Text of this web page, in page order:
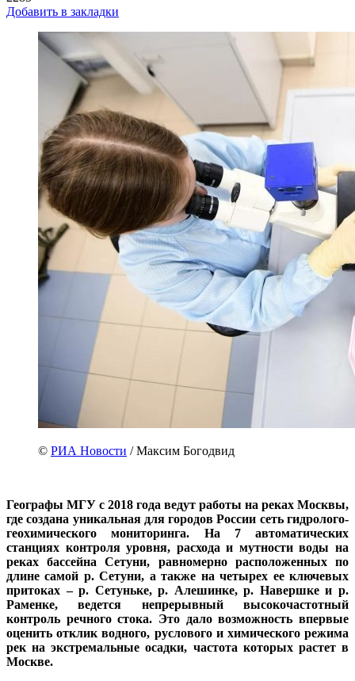
Добавить в закладки
© РИА Новости / Максим Богодвид
Географы МГУ с 2018 года ведут работы на реках Москвы,
где создана уникальная для городов России сеть гидролого-
геохимического мониторинга. На 7 автоматических
станциях контроля уровня, расхода и мутности воды на
реках бассейна Сетуни, равномерно расположенных по
длине самой р. Сетуни, а также на четырех ее ключевых
притоках – р. Сетуньке, р. Алешинке, р. Навершке и р.
Раменке, ведется непрерывный высокочастотный
контроль речного стока. Это дало возможность впервые
оценить отклик водного, руслового и химического режима
рек на экстремальные осадки, частота которых растет в
Москве.